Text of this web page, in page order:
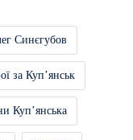
Синєгубов
за Купʼянськ
Купʼянська